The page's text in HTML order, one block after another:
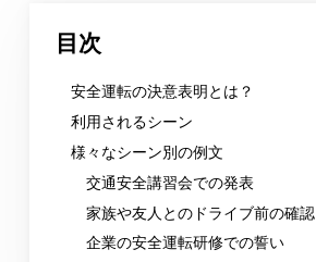
目次
安全運転の決意表明とは？
利用されるシーン
様々なシーン別の例文
交通安全講習会での発表
家族や友人とのドライブ前の確認
企業の安全運転研修での誓い